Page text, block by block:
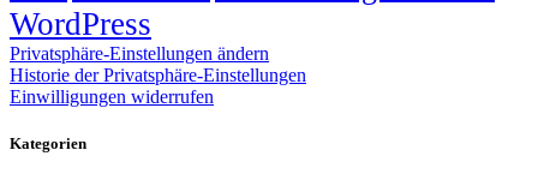
WordPress
Privatsphäre-Einstellungen ändern
Historie der Privatsphäre-Einstellungen
Einwilligungen widerrufen
Kategorien